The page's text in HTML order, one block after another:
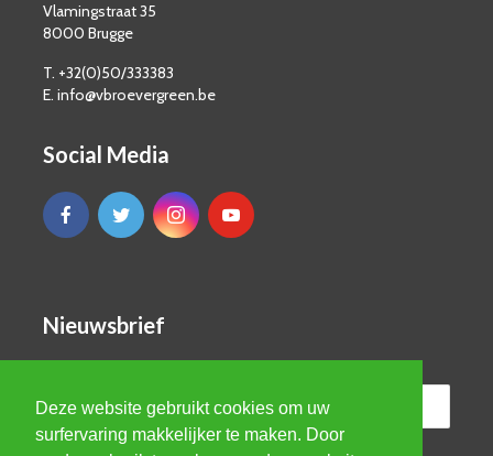
Deze website gebruikt cookies om uw
surfervaring makkelijker te maken. Door
Vlamingstraat 35
8000 Brugge
T. +32(0)50/333383
E. info@vbroevergreen.be
Social Media
Nieuwsbrief